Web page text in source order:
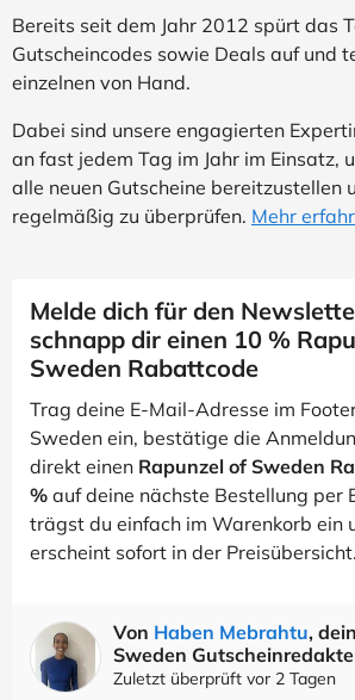
Bereits seit dem Jahr 2012 spürt das
Gutscheincodes sowie Deals auf und
einzelnen von Hand.
Dabei sind unsere engagierten
an fast jedem Tag im Jahr im Einsatz,
alle neuen Gutscheine bereitzustellen
regelmäßig zu überprüfen. Mehr
Melde dich für den
schnapp dir einen 10 %
Sweden Rabattcode
Trag deine E-Mail-Adresse im
Sweden ein, bestätige die
direkt einen Rapunzel of Sweden
% auf deine nächste Bestellung per
trägst du einfach im Warenkorb ein
erscheint sofort in der Preisübersicht.
Von Haben Mebrahtu,
Sweden
Zuletzt überprüft vor 2 Tagen